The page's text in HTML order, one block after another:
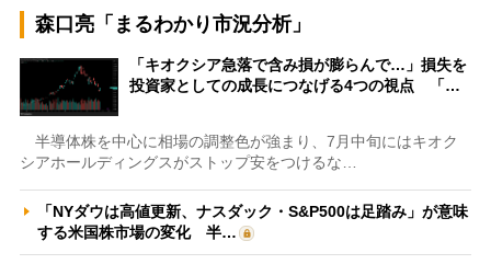
森口亮「まるわかり市況分析」
「キオクシア急落で含み損が膨らんで…」損失を
投資家としての成長につなげる4つの視点 「…
半導体株を中心に相場の調整色が強まり、7月中旬にはキオク
シアホールディングスがストップ安をつけるな…
「NYダウは高値更新、ナスダック・S&P500は足踏み」が意味
する米国株市場の変化 半…